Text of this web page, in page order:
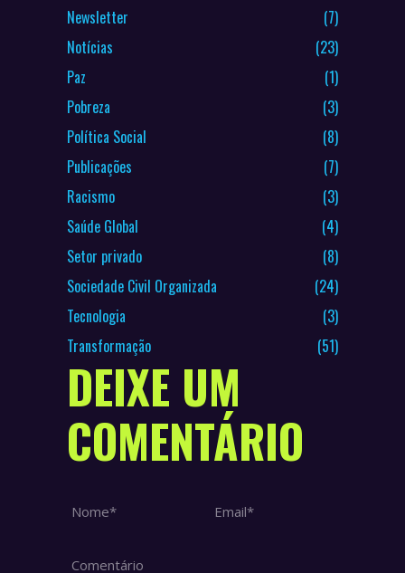
Newsletter
(7)
Notícias
(23)
Paz
(1)
Pobreza
(3)
Política Social
(8)
Publicações
(7)
Racismo
(3)
Saúde Global
(4)
Setor privado
(8)
Sociedade Civil Organizada
(24)
Tecnologia
(3)
Transformação
(51)
DEIXE UM
COMENTÁRIO
Comentário
Nome * Email *